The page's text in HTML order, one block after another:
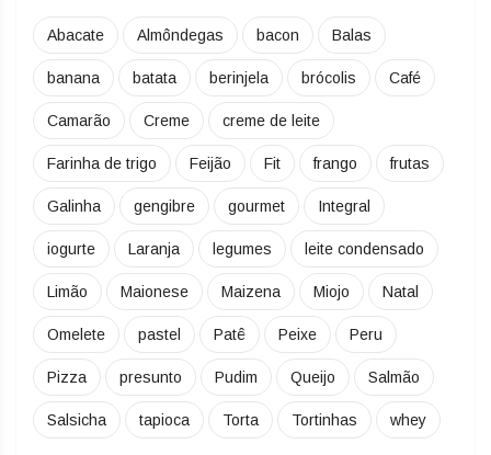
Abacate Almôndegas bacon Balas
banana batata berinjela brócolis Café
Camarão Creme creme de leite
Farinha de trigo Feijão Fit frango frutas
Galinha gengibre gourmet Integral
iogurte Laranja legumes leite condensado
Limão Maionese Maizena Miojo Natal
Omelete pastel Patê Peixe Peru
Pizza presunto Pudim Queijo Salmão
Salsicha tapioca Torta Tortinhas whey